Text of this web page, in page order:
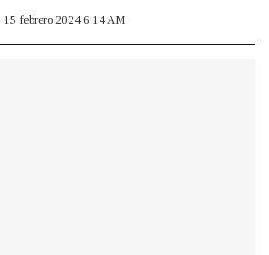
15 febrero 2024 6:14 AM